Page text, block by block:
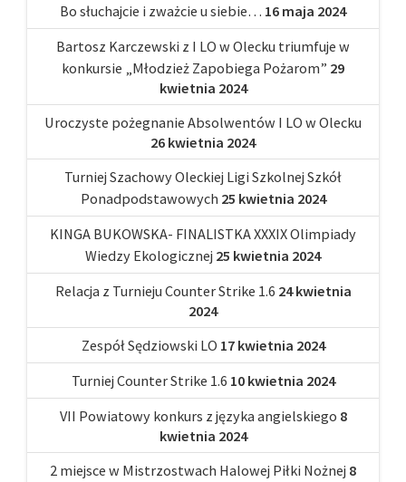
Bo słuchajcie i zważcie u siebie… 16 maja 2024
Bartosz Karczewski z I LO w Olecku triumfuje w
konkursie „Młodzież Zapobiega Pożarom” 29
kwietnia 2024
Uroczyste pożegnanie Absolwentów I LO w Olecku
26 kwietnia 2024
Turniej Szachowy Oleckiej Ligi Szkolnej Szkół
Ponadpodstawowych 25 kwietnia 2024
KINGA BUKOWSKA- FINALISTKA XXXIX Olimpiady
Wiedzy Ekologicznej 25 kwietnia 2024
Relacja z Turnieju Counter Strike 1.6 24 kwietnia
2024
Zespół Sędziowski LO 17 kwietnia 2024
Turniej Counter Strike 1.6 10 kwietnia 2024
VII Powiatowy konkurs z języka angielskiego 8
kwietnia 2024
2 miejsce w Mistrzostwach Halowej Piłki Nożnej 8